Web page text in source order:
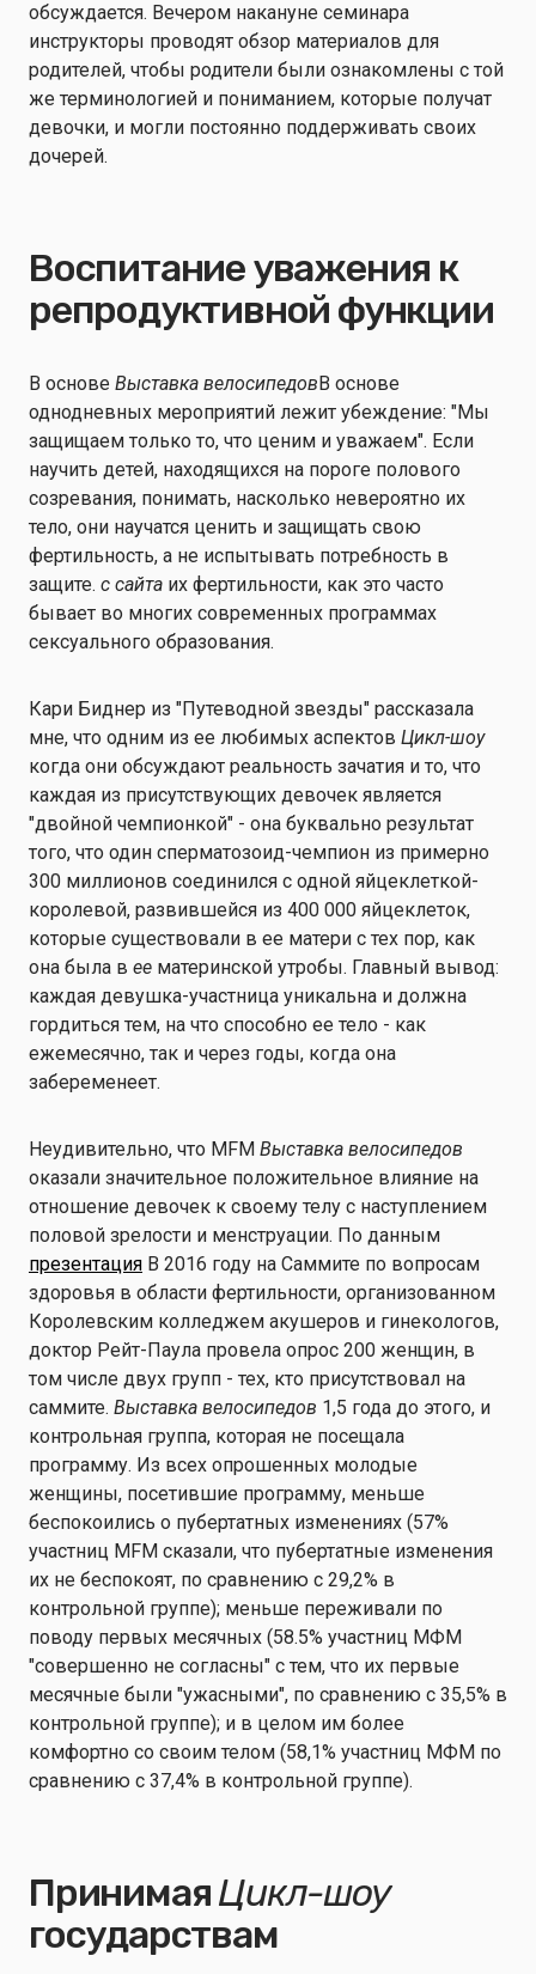
обсуждается. Вечером накануне семинара
инструкторы проводят обзор материалов для
родителей, чтобы родители были ознакомлены с той
же терминологией и пониманием, которые получат
девочки, и могли постоянно поддерживать своих
дочерей.
Воспитание уважения к
репродуктивной функции
В основе Выставка велосипедовВ основе
однодневных мероприятий лежит убеждение: "Мы
защищаем только то, что ценим и уважаем". Если
научить детей, находящихся на пороге полового
созревания, понимать, насколько невероятно их
тело, они научатся ценить и защищать свою
фертильность, а не испытывать потребность в
защите. с сайта их фертильности, как это часто
бывает во многих современных программах
сексуального образования.
Кари Биднер из "Путеводной звезды" рассказала
мне, что одним из ее любимых аспектов Цикл-шоу
когда они обсуждают реальность зачатия и то, что
каждая из присутствующих девочек является
"двойной чемпионкой" - она буквально результат
того, что один сперматозоид-чемпион из примерно
300 миллионов соединился с одной яйцеклеткой-
королевой, развившейся из 400 000 яйцеклеток,
которые существовали в ее матери с тех пор, как
она была в ее материнской утробы. Главный вывод:
каждая девушка-участница уникальна и должна
гордиться тем, на что способно ее тело - как
ежемесячно, так и через годы, когда она
забеременеет.
Неудивительно, что MFM Выставка велосипедов
оказали значительное положительное влияние на
отношение девочек к своему телу с наступлением
половой зрелости и менструации. По данным
презентация В 2016 году на Саммите по вопросам
здоровья в области фертильности, организованном
Королевским колледжем акушеров и гинекологов,
доктор Рейт-Паула провела опрос 200 женщин, в
том числе двух групп - тех, кто присутствовал на
саммите. Выставка велосипедов 1,5 года до этого, и
контрольная группа, которая не посещала
программу. Из всех опрошенных молодые
женщины, посетившие программу, меньше
беспокоились о пубертатных изменениях (57%
участниц MFM сказали, что пубертатные изменения
их не беспокоят, по сравнению с 29,2% в
контрольной группе); меньше переживали по
поводу первых месячных (58.5% участниц МФМ
"совершенно не согласны" с тем, что их первые
месячные были "ужасными", по сравнению с 35,5% в
контрольной группе); и в целом им более
комфортно со своим телом (58,1% участниц МФМ по
сравнению с 37,4% в контрольной группе).
ПринимаяЦикл-шоу
государствам